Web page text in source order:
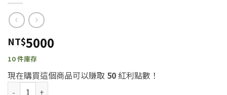
NT$5000
10 件庫存
現在購買這個商品可以賺取 50紅利點數！
GTechniq Crystal Serum Light 50ml (GT CS專業鍍膜) 數量